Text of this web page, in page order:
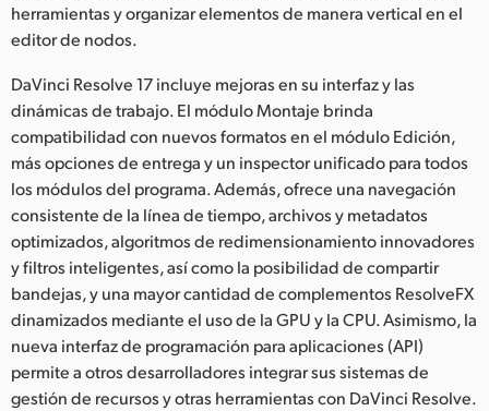
herramientas y organizar elementos de manera vertical en el
editor de nodos.
DaVinci Resolve 17 incluye mejoras en su interfaz y las
dinámicas de trabajo. El módulo Montaje brinda
compatibilidad con nuevos formatos en el módulo Edición,
más opciones de entrega y un inspector unificado para todos
los módulos del programa. Además, ofrece una navegación
consistente de la línea de tiempo, archivos y metadatos
optimizados, algoritmos de redimensionamiento innovadores
y filtros inteligentes, así como la posibilidad de compartir
bandejas, y una mayor cantidad de complementos ResolveFX
dinamizados mediante el uso de la GPU y la CPU. Asimismo, la
nueva interfaz de programación para aplicaciones (API)
permite a otros desarrolladores integrar sus sistemas de
gestión de recursos y otras herramientas con DaVinci Resolve.